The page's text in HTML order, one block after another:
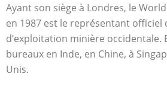
Ayant son siège à Londres, le
en 1987 est le représentant officiel
d’exploitation minière occidentale.
bureaux en Inde, en Chine, à
Unis.